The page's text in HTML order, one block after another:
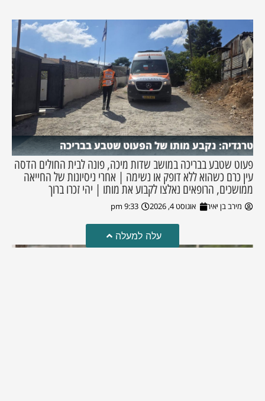
טרגדיה: נקבע מותו של הפעוט שטבע בבריכה
פעוט שטבע בבריכה במושב שדות מיכה, פונה לבית החולים הדסה
עין כרם כשהוא ללא דופק או נשימה | אחרי ניסיונות של החייאה
ממושכים, הרופאים נאלצו לקבוע את מותו | יהי זכרו ברוך
מירב בן יאיר אוגוסט 4, 2026 9:33 pm
עלה למעלה